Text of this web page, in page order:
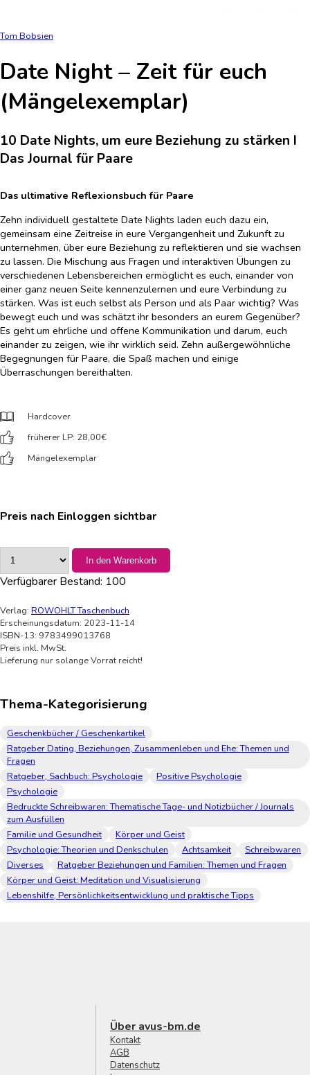
Tom Bobsien
Date Night – Zeit für euch
(Mängelexemplar)
10 Date Nights, um eure Beziehung zu stärken I
Das Journal für Paare
Das ultimative Reflexionsbuch für Paare
Zehn individuell gestaltete Date Nights laden euch dazu ein,
gemeinsam eine Zeitreise in eure Vergangenheit und Zukunft zu
unternehmen, über eure Beziehung zu reflektieren und sie wachsen
zu lassen. Die Mischung aus Fragen und interaktiven Übungen zu
verschiedenen Lebensbereichen ermöglicht es euch, einander von
einer ganz neuen Seite kennenzulernen und eure Verbindung zu
stärken. Was ist euch selbst als Person und als Paar wichtig? Was
bewegt euch und was schätzt ihr besonders an eurem Gegenüber?
Es geht um ehrliche und offene Kommunikation und darum, euch
einander zu zeigen, wie ihr wirklich seid. Zehn außergewöhnliche
Begegnungen für Paare, die Spaß machen und einige
Überraschungen bereithalten.
Hardcover
früherer LP: 28,00€
Mängelexemplar
Preis nach Einloggen sichtbar
In den Warenkorb
Verfügbarer Bestand: 100
Verlag: ROWOHLT Taschenbuch
Erscheinungsdatum: 2023-11-14
ISBN-13: 9783499013768
Preis inkl. MwSt.
Lieferung nur solange Vorrat reicht!
Thema-Kategorisierung
Geschenkbücher / Geschenkartikel
Ratgeber Dating, Beziehungen, Zusammenleben und Ehe: Themen und
Fragen
Ratgeber, Sachbuch: Psychologie
Positive Psychologie
Psychologie
Bedruckte Schreibwaren: Thematische Tage- und Notizbücher / Journals
zum Ausfüllen
Familie und Gesundheit
Körper und Geist
Psychologie: Theorien und Denkschulen
Achtsamkeit
Schreibwaren
Diverses
Ratgeber Beziehungen und Familien: Themen und Fragen
Körper und Geist: Meditation und Visualisierung
Lebenshilfe, Persönlichkeitsentwicklung und praktische Tipps
Über avus-bm.de
Kontakt
AGB
Datenschutz